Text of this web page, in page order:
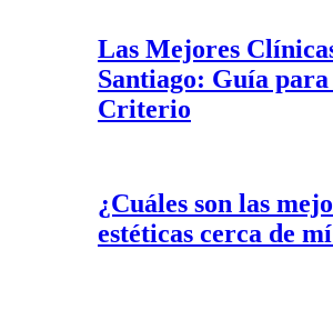
Las Mejores
Santiago: Guía
Criterio
¿Cuáles son las
estéticas cerca de